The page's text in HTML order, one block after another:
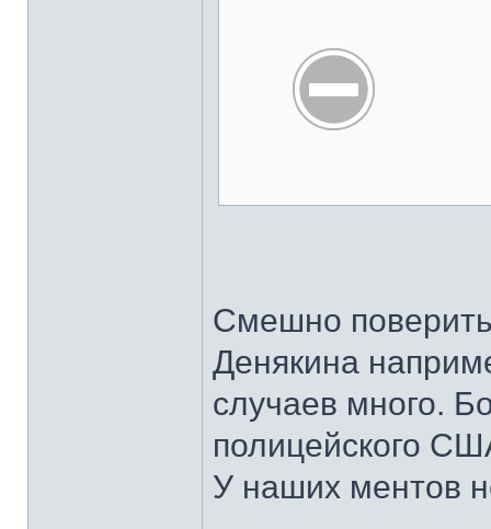
Смешно
Денякина
случаев много.
полицейского
У наших ментов